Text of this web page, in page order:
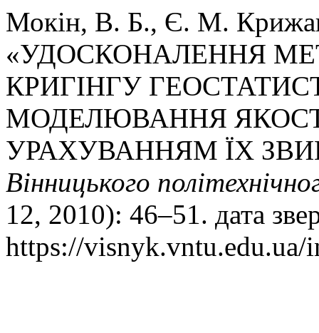
Мокін, В. Б., Є. М.
«УДОСКОНАЛЕННЯ
КРИГІНГУ
МОДЕЛЮВАННЯ
УРАХУВАННЯМ ЇХ
Вінницького
12, 2010): 46–51. дата
https://